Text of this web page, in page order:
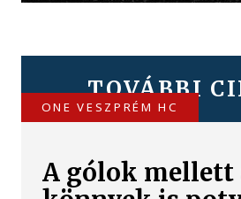
TOVÁBBI
ONE VESZPRÉM HC
A gólok mellett